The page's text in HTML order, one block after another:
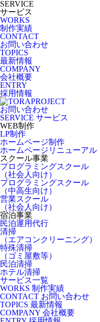
SERVICE
サービス
WORKS
制作実績
CONTACT
お問い合わせ
TOPICS
最新情報
COMPANY
会社概要
ENTRY
採用情報
お問い合わせ
SERVICE サービス
WEB制作
LP制作
ホームページ制作
ホームページリニューアル
スクール事業
プログラミングスクール
（社会人向け）
プログラミングスクール
（中高生向け）
営業スクール
（社会人向け）
宿泊事業
民泊運用代行
清掃
（エアコンクリーニング）
特殊清掃
（ゴミ屋敷等）
民泊清掃
ホテル清掃
サービス一覧
WORKS 制作実績
CONTACT お問い合わせ
TOPICS 最新情報
COMPANY 会社概要